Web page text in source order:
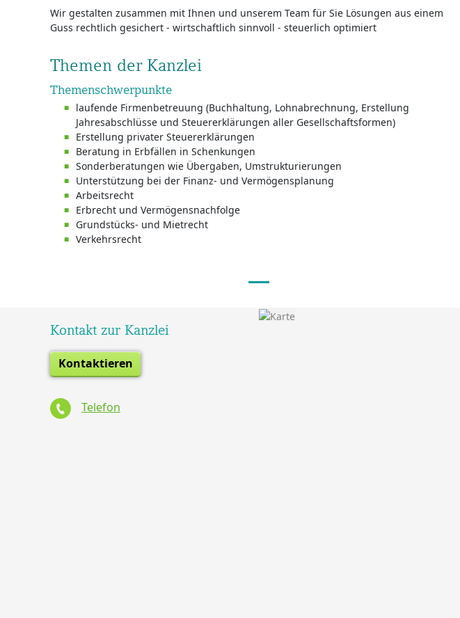
Wir gestalten zusammen mit Ihnen und unserem Team für Sie Lösungen aus einem
Guss rechtlich gesichert - wirtschaftlich sinnvoll - steuerlich optimiert
Themen der Kanzlei
Themenschwerpunkte
laufende Firmenbetreuung (Buchhaltung, Lohnabrechnung, Erstellung
Jahresabschlüsse und Steuererklärungen aller Gesellschaftsformen)
Erstellung privater Steuererklärungen
Beratung in Erbfällen in Schenkungen
Sonderberatungen wie Übergaben, Umstrukturierungen
Unterstützung bei der Finanz- und Vermögensplanung
Arbeitsrecht
Erbrecht und Vermögensnachfolge
Grundstücks- und Mietrecht
Verkehrsrecht
Kontakt zur Kanzlei
Kontaktieren
Telefon